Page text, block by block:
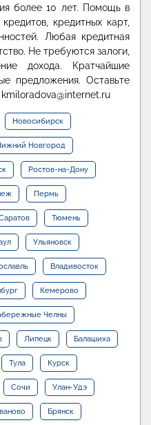
более 10 лет. Помощь в
кредитных карт,
Любая кредитная
Не требуются залоги,
дохода. Кратчайшие
предложения. Оставьте
Новосибирск
Новгород
Ростов-на-Дону
Пермь
Тюмень
Ульяновск
Владивосток
Кемерово
Челны
Липецк Балашиха
Тула Курск
Сочи Улан-Удэ
Брянск